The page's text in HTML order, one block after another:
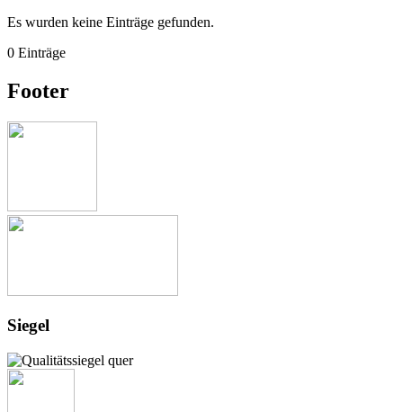
Es wurden keine Einträge gefunden.
0 Einträge
Footer
Siegel